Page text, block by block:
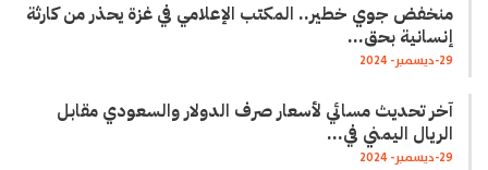
منخفض جوي خطير.. المكتب الإعلامي في غزة يحذر من كارثة
إنسانية بحق…
29-ديسمبر- 2024
آخر تحديث مسائي لأسعار صرف الدولار والسعودي مقابل
الريال اليمني في…
29-ديسمبر- 2024